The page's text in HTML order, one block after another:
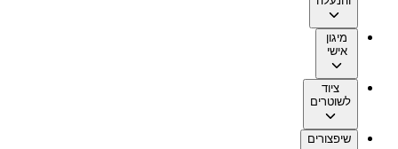
מיגון
אישי
ציוד
לשוטרים
שיפצורים